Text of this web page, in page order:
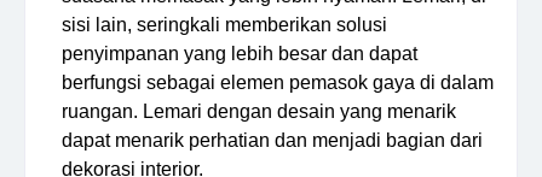
sisi lain, seringkali memberikan solusi
penyimpanan yang lebih besar dan dapat
berfungsi sebagai elemen pemasok gaya di dalam
ruangan. Lemari dengan desain yang menarik
dapat menarik perhatian dan menjadi bagian dari
dekorasi interior.